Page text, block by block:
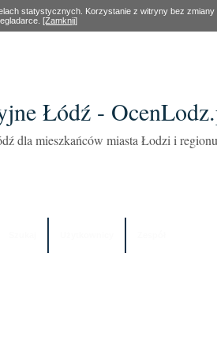
statystycznych. Korzystanie z witryny bez
[Zamknij]
Łódź -
dla mieszkańców miasta Łodzi i